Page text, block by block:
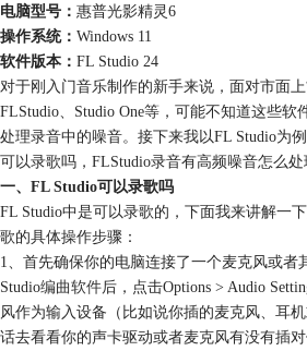
电脑型号： 惠普光影精灵6
操作系统： Windows 11
软件版本： FL Studio 24
对于刚入门音乐制作的新手来说，面对市面
FLStudio、Studio One等，可能不知道这些
处理录音中的噪音。接下来我以FL Studio为
可以录歌吗，FLStudio录音有高频噪音怎么处
一、FL Studio可以录歌吗
FL Studio中是可以录歌的，下面我来讲解一
歌的具体操作步骤：
1、首先确保你的电脑连接了一个麦克风或者
Studio编曲软件后，点击Options > Audio
风作为输入设备（比如说你插的麦克风、耳
话去看看你的声卡驱动或者麦克风有没有插对